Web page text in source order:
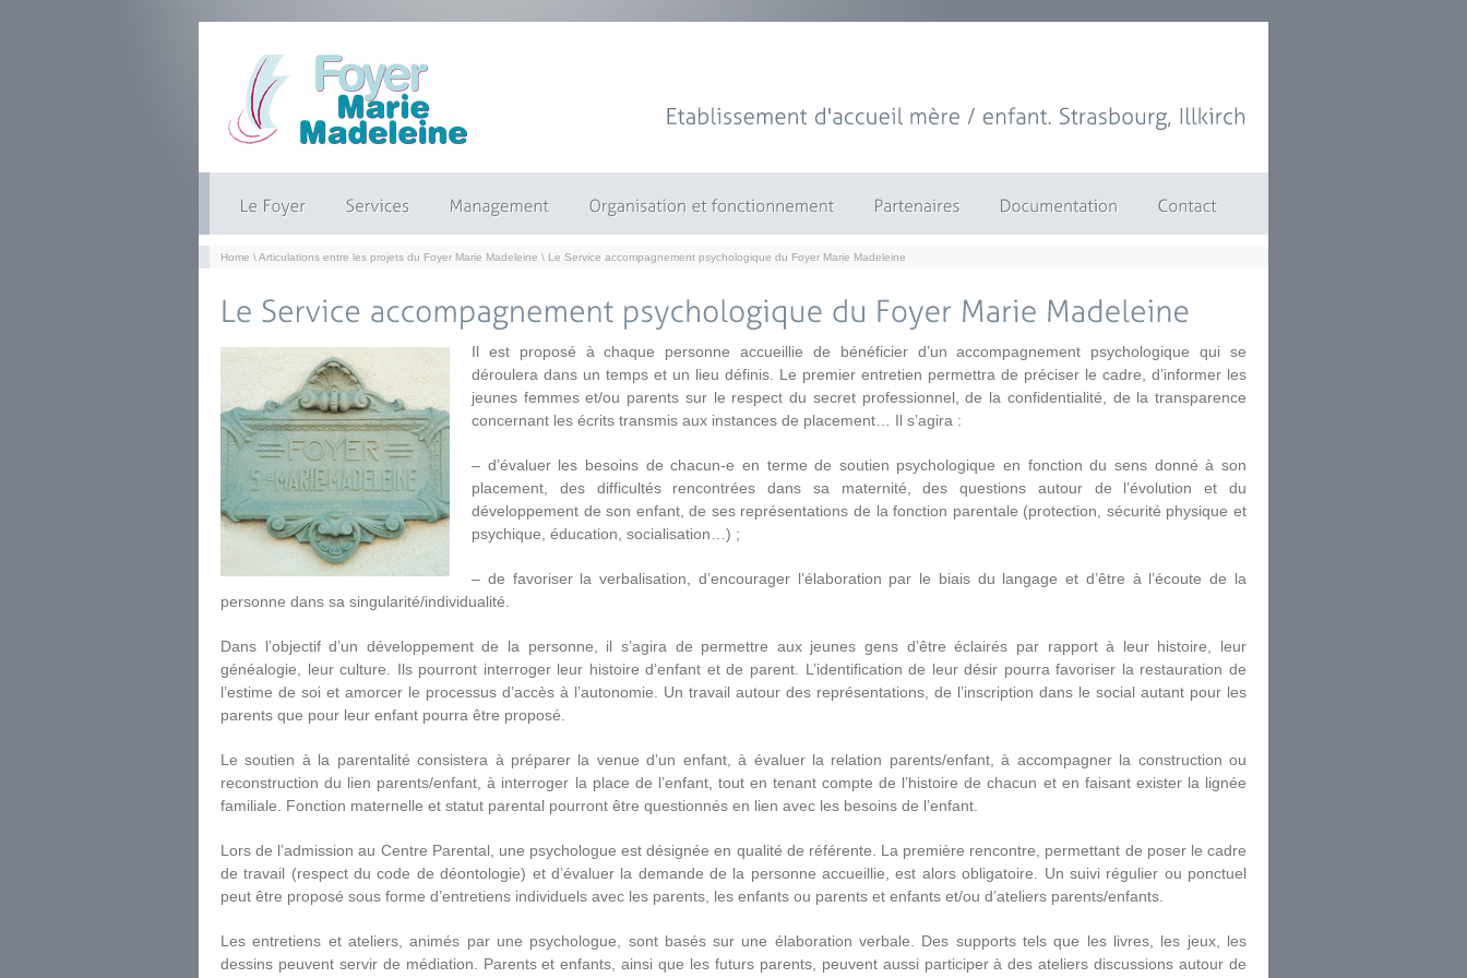
Home \Articulations entre les projets du Foyer Marie Madeleine \ Le Service accompagnement psychologique du Foyer Marie Madeleine
Il est proposé à chaque personne accueillie de bénéficier d’un accompagnement psychologique qui se
déroulera dans un temps et un lieu définis. Le premier entretien permettra de préciser le cadre, d’informer les
jeunes femmes et/ou parents sur le respect du secret professionnel, de la confidentialité, de la transparence
concernant les écrits transmis aux instances de placement… Il s’agira :
– d’évaluer les besoins de chacun-e en terme de soutien psychologique en fonction du sens donné à son
placement, des difficultés rencontrées dans sa maternité, des questions autour de l’évolution et du
développement de son enfant, de ses représentations de la fonction parentale (protection, sécurité physique et
psychique, éducation, socialisation…) ;
– de favoriser la verbalisation, d’encourager l’élaboration par le biais du langage et d’être à l’écoute de la
personne dans sa singularité/individualité.
Dans l’objectif d’un développement de la personne, il s’agira de permettre aux jeunes gens d’être éclairés par rapport à leur histoire, leur
généalogie, leur culture. Ils pourront interroger leur histoire d’enfant et de parent. L’identification de leur désir pourra favoriser la restauration de
l’estime de soi et amorcer le processus d’accès à l’autonomie. Un travail autour des représentations, de l’inscription dans le social autant pour les
parents que pour leur enfant pourra être proposé.
Le soutien à la parentalité consistera à préparer la venue d’un enfant, à évaluer la relation parents/enfant, à accompagner la construction ou
reconstruction du lien parents/enfant, à interroger la place de l’enfant, tout en tenant compte de l’histoire de chacun et en faisant exister la lignée
familiale. Fonction maternelle et statut parental pourront être questionnés en lien avec les besoins de l’enfant.
Lors de l’admission au Centre Parental, une psychologue est désignée en qualité de référente. La première rencontre, permettant de poser le cadre
de travail (respect du code de déontologie) et d’évaluer la demande de la personne accueillie, est alors obligatoire. Un suivi régulier ou ponctuel
peut être proposé sous forme d’entretiens individuels avec les parents, les enfants ou parents et enfants et/ou d’ateliers parents/enfants.
Les entretiens et ateliers, animés par une psychologue, sont basés sur une élaboration verbale. Des supports tels que les livres, les jeux, les
dessins peuvent servir de médiation. Parents et enfants, ainsi que les futurs parents, peuvent aussi participer à des ateliers discussions autour de